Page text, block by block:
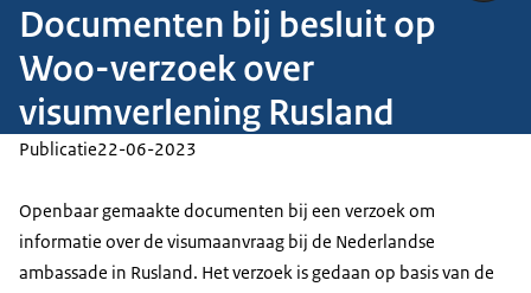
Documenten bij besluit op
Woo-verzoek over
visumverlening Rusland
Publicatie22-06-2023
Openbaar gemaakte documenten bij een verzoek om
informatie over de visumaanvraag bij de Nederlandse
ambassade in Rusland. Het verzoek is gedaan op basis van de